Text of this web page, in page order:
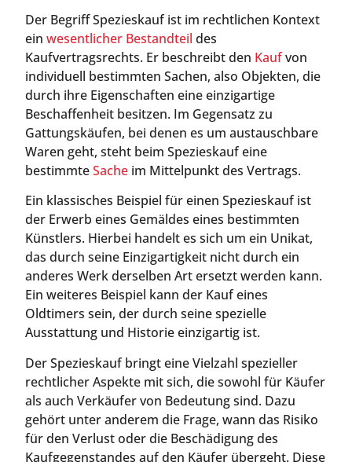
Der Begriff Spezieskauf ist im rechtlichen Kontext
ein wesentlicher Bestandteil des
Kaufvertragsrechts. Er beschreibt den Kaufvon
individuell bestimmten Sachen, also Objekten, die
durch ihre Eigenschaften eine einzigartige
Beschaffenheit besitzen. Im Gegensatz zu
Gattungskäufen, bei denen es um austauschbare
Waren geht, steht beim Spezieskauf eine
bestimmteSache im Mittelpunkt des Vertrags.
Ein klassisches Beispiel für einen Spezieskauf ist
der Erwerb eines Gemäldes eines bestimmten
Künstlers. Hierbei handelt es sich um ein Unikat,
das durch seine Einzigartigkeit nicht durch ein
anderes Werk derselben Art ersetzt werden kann.
Ein weiteres Beispiel kann der Kauf eines
Oldtimers sein, der durch seine spezielle
Ausstattung und Historie einzigartig ist.
Der Spezieskauf bringt eine Vielzahl spezieller
rechtlicher Aspekte mit sich, die sowohl für Käufer
als auch Verkäufer von Bedeutung sind. Dazu
gehört unter anderem die Frage, wann das Risiko
für den Verlust oder die Beschädigung des
Kaufgegenstandes auf den Käufer übergeht. Diese